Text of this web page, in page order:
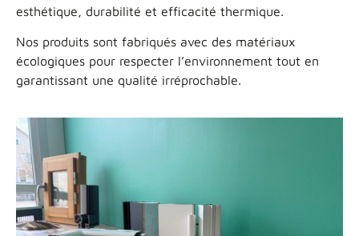
esthétique, durabilité et efficacité thermique.
Nos produits sont fabriqués avec des matériaux
écologiques pour respecter l’environnement tout en
garantissant une qualité irréprochable.